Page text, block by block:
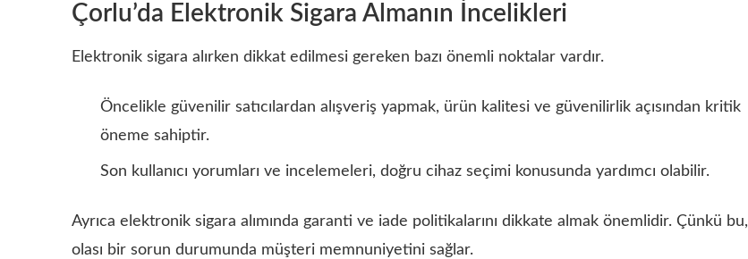
Çorlu’da Elektronik Sigara Almanın İncelikleri
Elektronik sigara alırken dikkat edilmesi gereken bazı önemli noktalar vardır.
Öncelikle güvenilir satıcılardan alışveriş yapmak, ürün kalitesi ve güvenilirlik açısından kritik
öneme sahiptir.
Son kullanıcı yorumları ve incelemeleri, doğru cihaz seçimi konusunda yardımcı olabilir.
Ayrıca elektronik sigara alımında garanti ve iade politikalarını dikkate almak önemlidir. Çünkü bu,
olası bir sorun durumunda müşteri memnuniyetini sağlar.